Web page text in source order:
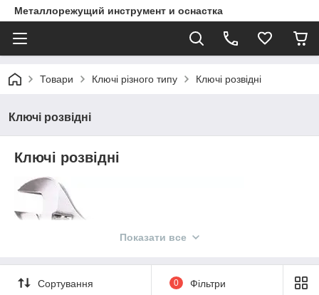
Металлорежущий инструмент и оснастка
Товари Ключі різного типу Ключі розвідні
Ключі розвідні
Ключі розвідні
Показати все
Сортування 0 Фільтри